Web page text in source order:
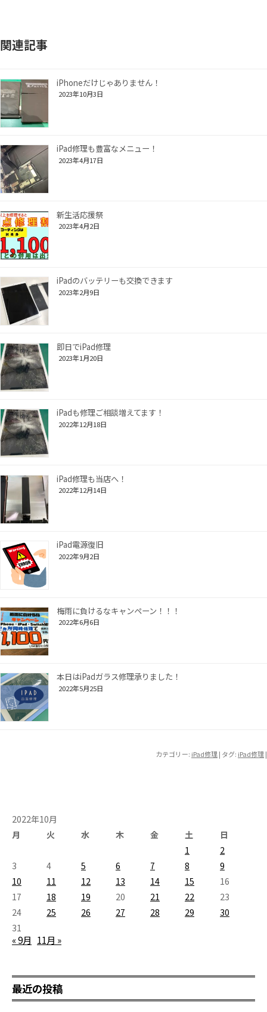
関連記事
iPhoneだけじゃありません！
2023年10月3日
iPad修理も豊富なメニュー！
2023年4月17日
新生活応援祭
2023年4月2日
iPadのバッテリーも交換できます
2023年2月9日
即日でiPad修理
2023年1月20日
iPadも修理ご相談増えてます！
2022年12月18日
iPad修理も当店へ！
2022年12月14日
iPad電源復旧
2022年9月2日
梅雨に負けるなキャンペーン！！！
2022年6月6日
本日はiPadガラス修理承りました！
2022年5月25日
カテゴリー: iPad修理| タグ: iPad修理|
2022年10月
月
火 水 木 金 土
日
1
2
3
4 5 6 7 8
9
10
11 12 13 14 15
16
17
18 19 20 21 22
23
24
25 26 27 28 29
30
31
« 9月 11月 »
最近の投稿